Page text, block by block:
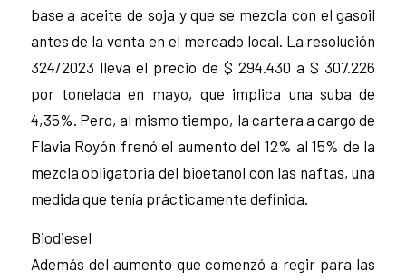
base a aceite de soja y que se mezcla con el gasoil
antes de la venta en el mercado local. La resolución
324/2023 lleva el precio de $ 294.430 a $ 307.226
por tonelada en mayo, que implica una suba de
4,35%. Pero, al mismo tiempo, la cartera a cargo de
Flavia Royón frenó el aumento del 12% al 15% de la
mezcla obligatoria del bioetanol con las naftas, una
medida que tenía prácticamente definida.
Biodiesel
Además del aumento que comenzó a regir para las